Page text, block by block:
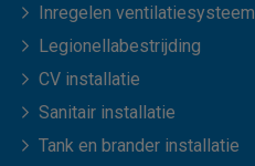
Inregelen ventilatiesysteem
Legionellabestrijding
CV installatie
Sanitair installatie
Tank en brander installatie